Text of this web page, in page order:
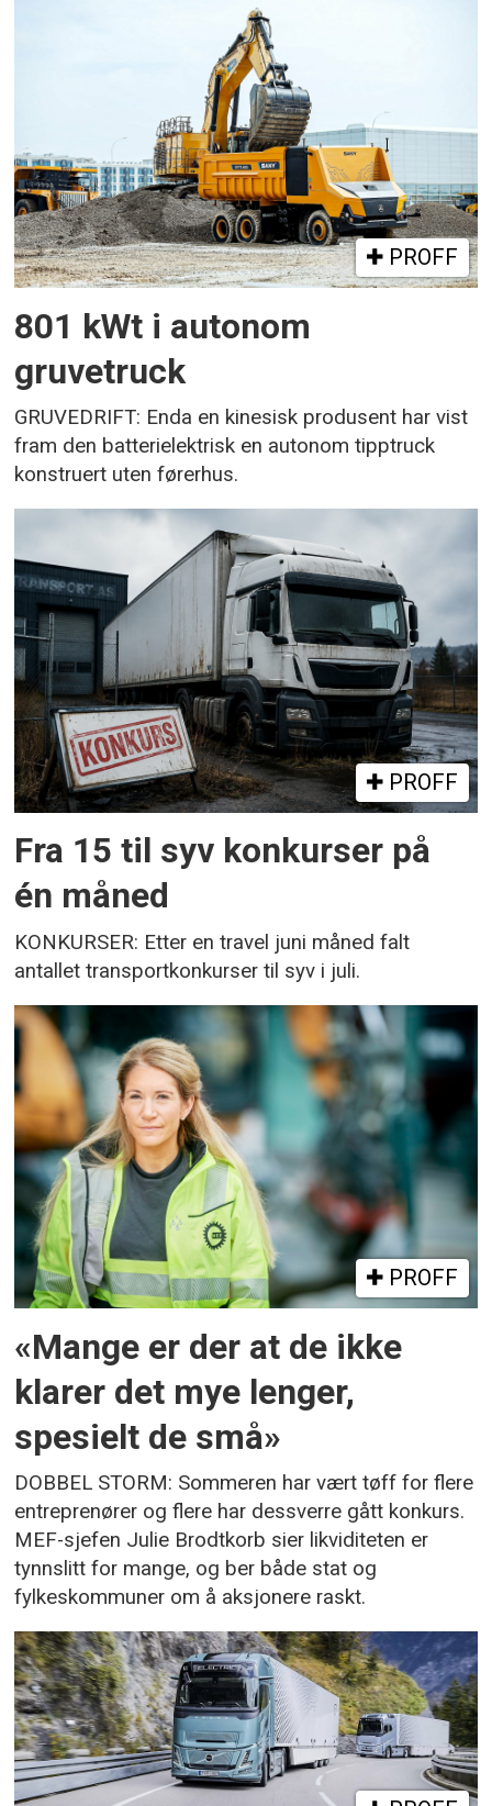
PROFF
801 kWt i autonom
gruvetruck
GRUVEDRIFT: Enda en kinesisk produsent har vist
fram den batterielektrisk en autonom tipptruck
konstruert uten førerhus.
PROFF
Fra 15 til syv konkurser på
én måned
KONKURSER: Etter en travel juni måned falt
antallet transportkonkurser til syv i juli.
PROFF
«Mange er der at de ikke
klarer det mye lenger,
spesielt de små»
DOBBEL STORM: Sommeren har vært tøff for flere
entreprenører og flere har dessverre gått konkurs.
MEF-sjefen Julie Brodtkorb sier likviditeten er
tynnslitt for mange, og ber både stat og
fylkeskommuner om å aksjonere raskt.